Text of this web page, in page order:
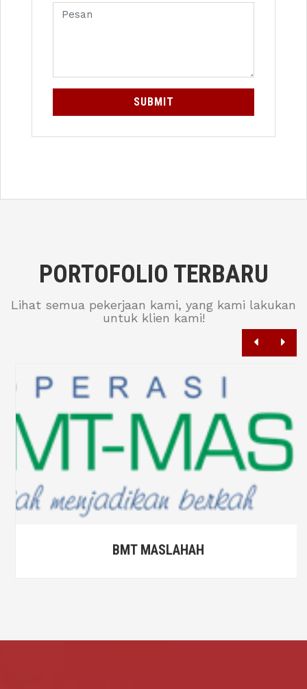
SUBMIT
PORTOFOLIO TERBARU
Lihat semua pekerjaan kami, yang kami lakukan
untuk klien kami!
BMT MASLAHAH